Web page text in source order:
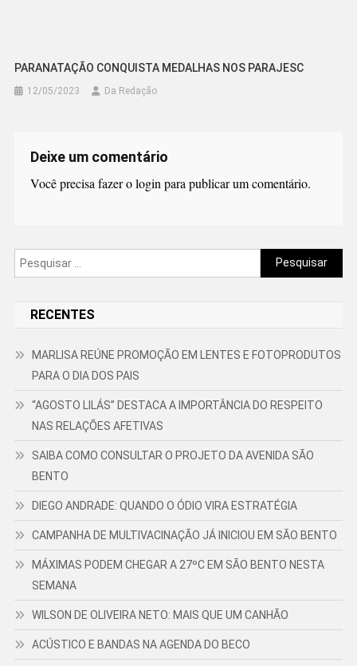
PARANATAÇÃO CONQUISTA MEDALHAS NOS PARAJESC
12/05/2023 Da Redação
Deixe um comentário
Você precisa fazer ologin para publicar um comentário.
Pesquisar
por:
RECENTES
MARLISA REÚNE PROMOÇÃO EM LENTES E FOTOPRODUTOS
PARA O DIA DOS PAIS
“AGOSTO LILÁS” DESTACA A IMPORTÂNCIA DO RESPEITO
NAS RELAÇÕES AFETIVAS
SAIBA COMO CONSULTAR O PROJETO DA AVENIDA SÃO
BENTO
DIEGO ANDRADE: QUANDO O ÓDIO VIRA ESTRATÉGIA
CAMPANHA DE MULTIVACINAÇÃO JÁ INICIOU EM SÃO BENTO
MÁXIMAS PODEM CHEGAR A 27ºC EM SÃO BENTO NESTA
SEMANA
WILSON DE OLIVEIRA NETO: MAIS QUE UM CANHÃO
ACÚSTICO E BANDAS NA AGENDA DO BECO